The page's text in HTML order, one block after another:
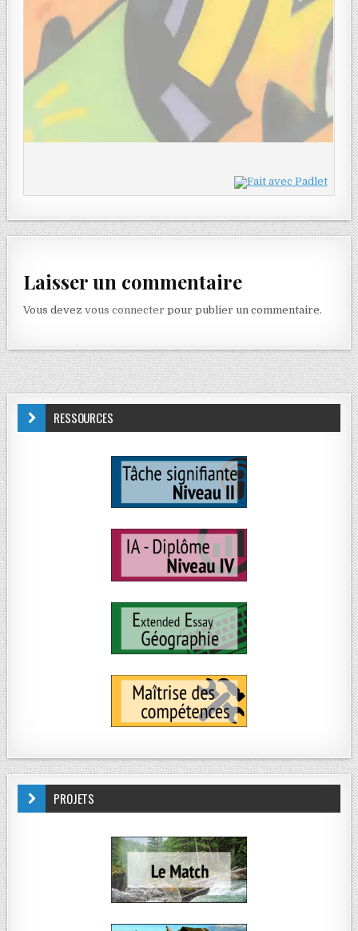
Laisser un commentaire
Vous devezvous connecter pour publier un commentaire.
RESSOURCES
PROJETS